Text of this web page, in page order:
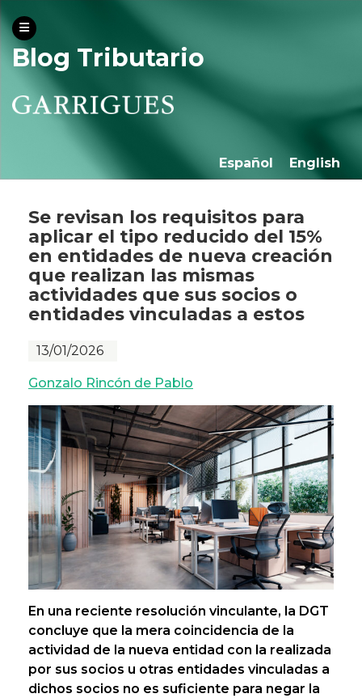
Blog Tributario
Español English
Se revisan los requisitos para
aplicar el tipo reducido del 15%
en entidades de nueva creación
que realizan las mismas
actividades que sus socios o
entidades vinculadas a estos
13/01/2026
Gonzalo Rincón de Pablo
En una reciente resolución vinculante, la DGT
concluye que la mera coincidencia de la
actividad de la nueva entidad con la realizada
por sus socios u otras entidades vinculadas a
dichos socios no es suficiente para negar la